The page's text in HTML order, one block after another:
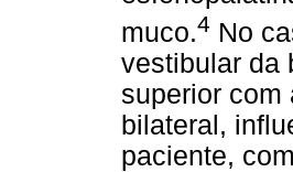
muco.4 No
vestibular da
superior com
bilateral,
paciente,